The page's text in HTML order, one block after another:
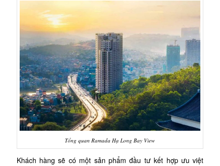
Tổng quan Ramada Hạ Long Bay View
Khách hàng sẽ có một sản phẩm đầu tư kết hợp ưu việt